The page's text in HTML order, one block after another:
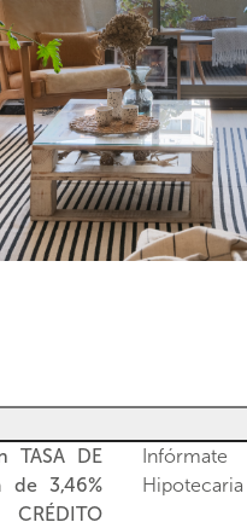
TASA DE
de 3,46%
Infórmate
Hipotecaria